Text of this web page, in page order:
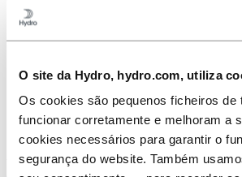
O site da Hydro, hydro.com, utiliza
Os cookies são pequenos ficheiros de
funcionar corretamente e melhoram a
cookies necessários para garantir o
segurança do website. Também
Grades de tejadilho e
superfícies de grande
qualidade para a
Somos um fornecedor de serviços completos
tejadilhos e molduras estruturais decorativas,